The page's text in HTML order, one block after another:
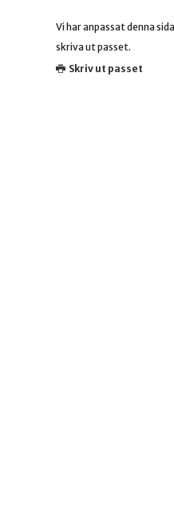
Vi har anpassat denna
skriva ut passet.
Skriv ut passet